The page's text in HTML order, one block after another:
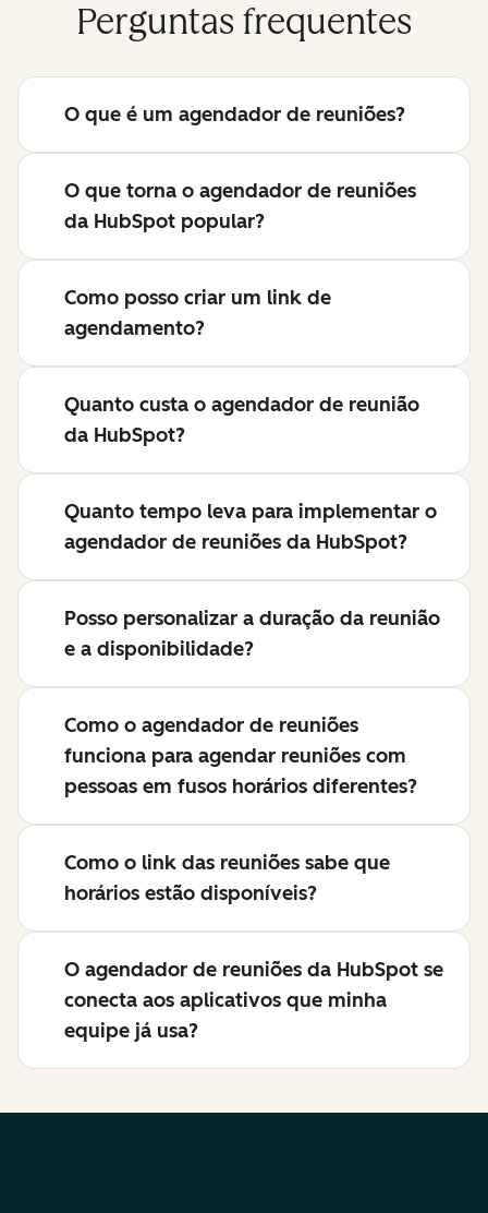
Perguntas frequentes
O que é um agendador de reuniões?
O que torna o agendador de reuniões
da HubSpot popular?
Como posso criar um link de
agendamento?
Quanto custa o agendador de reunião
da HubSpot?
Quanto tempo leva para implementar o
agendador de reuniões da HubSpot?
Posso personalizar a duração da reunião
e a disponibilidade?
Como o agendador de reuniões
funciona para agendar reuniões com
pessoas em fusos horários diferentes?
Como o link das reuniões sabe que
horários estão disponíveis?
O agendador de reuniões da HubSpot se
conecta aos aplicativos que minha
equipe já usa?